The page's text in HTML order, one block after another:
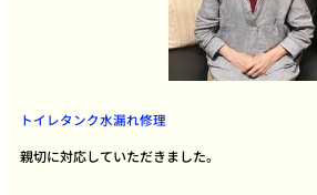
トイレタンク水漏れ修理
親切に対応していただきました。